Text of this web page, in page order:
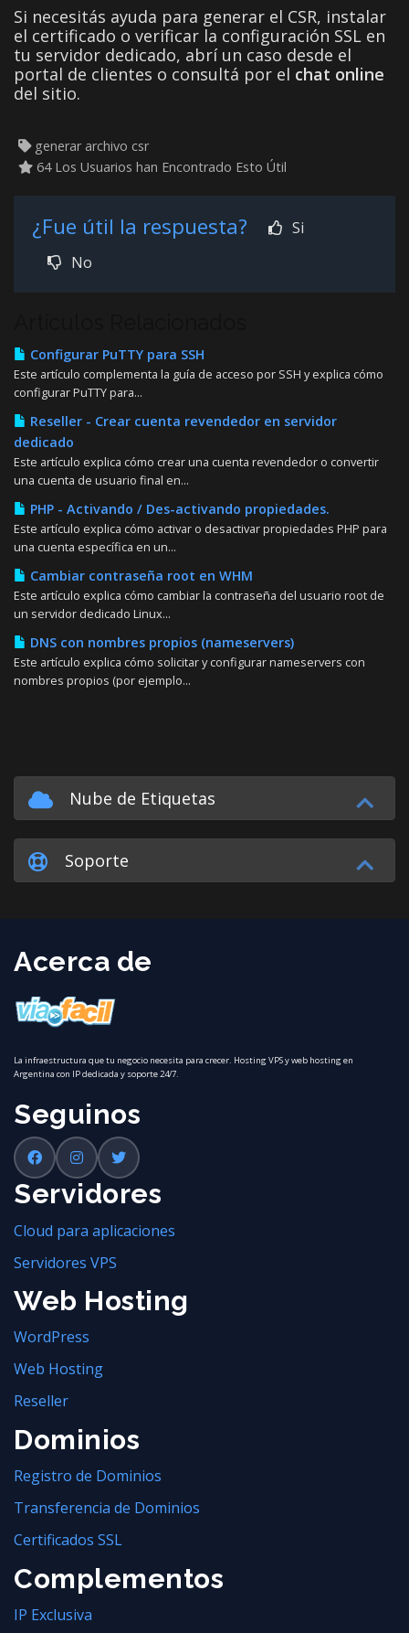
Si necesitás ayuda para generar el CSR, instalar
el certificado o verificar la configuración SSL en
tu servidor dedicado, abrí un caso desde el
portal de clientes o consultá por el chat online
del sitio.
generar archivo csr
64 Los Usuarios han Encontrado Esto Útil
¿Fue útil la respuesta?
Si
No
Configurar PuTTY para SSH
Este artículo complementa la guía de acceso por SSH y explica cómo
configurar PuTTY para...
Reseller - Crear cuenta revendedor en servidor
dedicado
Este artículo explica cómo crear una cuenta revendedor o convertir
una cuenta de usuario final en...
PHP - Activando / Des-activando propiedades.
Este artículo explica cómo activar o desactivar propiedades PHP para
una cuenta específica en un...
Cambiar contraseña root en WHM
Este artículo explica cómo cambiar la contraseña del usuario root de
un servidor dedicado Linux...
DNS con nombres propios (nameservers)
Este artículo explica cómo solicitar y configurar nameservers con
nombres propios (por ejemplo...
Nube de Etiquetas
Soporte
Acerca de
La infraestructura que tu negocio necesita para crecer. Hosting VPS y web hosting en
Argentina con IP dedicada y soporte 24/7.
Seguinos
Servidores
Cloud para aplicaciones
Servidores VPS
Web Hosting
WordPress
Web Hosting
Reseller
Dominios
Registro de Dominios
Transferencia de Dominios
Certificados SSL
Complementos
IP Exclusiva